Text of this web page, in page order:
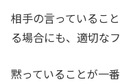
相手の言っているこ
る場合にも、適切な
黙っていることが一